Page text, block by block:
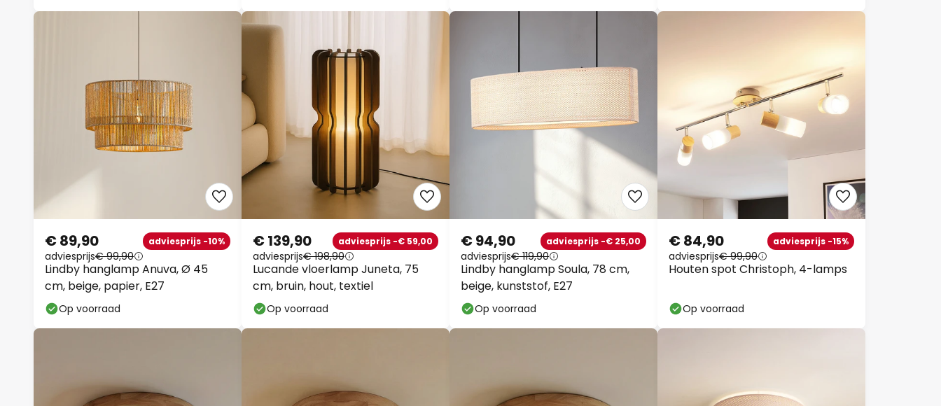
Lindby hanglamp Anuva, Ø 45
cm, beige, papier, E27
€ 89,90 adviesprijs -10%
adviesprijs€ 99,90
Op voorraad
Lucande vloerlamp Juneta, 75
cm, bruin, hout, textiel
€ 139,90 adviesprijs -€ 59,00
adviesprijs€ 198,90
Op voorraad
Lindby hanglamp Soula, 78 cm,
beige, kunststof, E27
€ 94,90 adviesprijs -€ 25,00
adviesprijs€ 119,90
Op voorraad
Houten spot Christoph, 4-lamps
€ 84,90 adviesprijs -15%
adviesprijs€ 99,90
Op voorraad